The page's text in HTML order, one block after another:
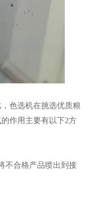
色选机在挑选优质粮
作用主要有以下2方
不合格产品喷出到接